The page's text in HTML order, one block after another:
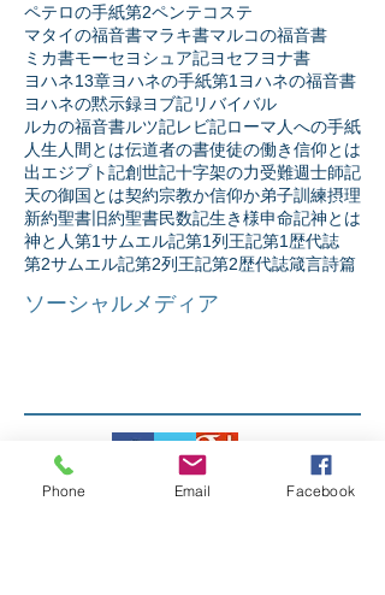
ペテロの手紙第2ペンテコステ
マタイの福音書マラキ書マルコの福音書
ミカ書モーセヨシュア記ヨセフヨナ書
ヨハネ13章ヨハネの手紙第1 ヨハネの福音書
ヨハネの黙示録ヨブ記リバイバル
ルカの福音書ルツ記レビ記ローマ人への手紙
人生 人間とは伝道者の書使徒の働き信仰とは
出エジプト記創世記十字架の力受難週士師記
天の御国とは契約宗教か信仰か弟子訓練摂理
新約聖書 旧約聖書民数記生き様申命記神とは
神と人第1サムエル記第1列王記第1歴代誌
第2サムエル記第2列王記第2歴代誌箴言詩篇
ソーシャルメディア
Phone Email Facebook